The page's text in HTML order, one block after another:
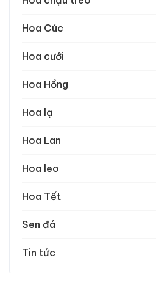
Hoa Cúc
Hoa cưới
Hoa Hồng
Hoa lạ
Hoa Lan
Hoa leo
Hoa Tết
Sen đá
Tin tức